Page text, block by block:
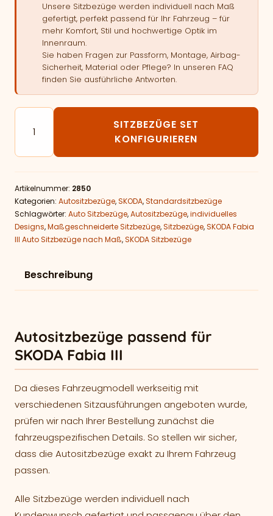
Unsere Sitzbezüge werden individuell nach Maß
gefertigt, perfekt passend für Ihr Fahrzeug – für
mehr Komfort, Stil und hochwertige Optik im
Innenraum.
Sie haben Fragen zur Passform, Montage, Airbag-
Sicherheit, Material oder Pflege? In unseren FAQ
finden Sie ausführliche Antworten.
Autositzbezüge passend für SKODA Fabia III Menge
SITZBEZÜGE SET
KONFIGURIEREN
Artikelnummer: 2850
Kategorien: Autositzbezüge,SKODA,Standardsitzbezüge
Schlagwörter: Auto Sitzbezüge,Autositzbezüge,individuelles
Designs,Maßgeschneiderte Sitzbezüge,Sitzbezüge,SKODA Fabia
III Auto Sitzbezüge nach Maß,SKODA Sitzbezüge
Beschreibung
Autositzbezüge passend für
SKODA Fabia III
Da dieses Fahrzeugmodell werkseitig mit
verschiedenen Sitzausführungen angeboten wurde,
prüfen wir nach Ihrer Bestellung zunächst die
fahrzeugspezifischen Details. So stellen wir sicher,
dass die Autositzbezüge exakt zu Ihrem Fahrzeug
passen.
Alle Sitzbezüge werden individuell nach